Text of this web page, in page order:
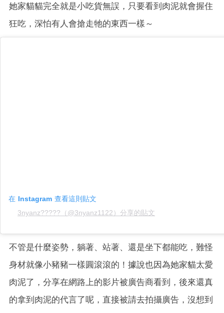
她家貓貓完全就是小吃貨無誤，只要看到肉泥就會握住
狂吃，深怕有人會搶走牠的東西一樣～
在 Instagram 查看這則貼文
3nyanz?????（@3nyanz1122）分享的貼文
不管是什麼姿勢，躺著、站著、還是坐下都能吃，難怪
身材就像小豬豬一樣圓滾滾的！據說也因為她家貓太愛
肉泥了，分享在網路上的影片被廣告商看到，後來還真
的拿到肉泥的代言了呢，直接被請去拍攝廣告，沒想到